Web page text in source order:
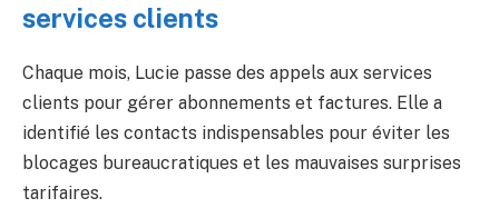
services clients
Chaque mois, Lucie passe des appels aux services
clients pour gérer abonnements et factures. Elle a
identifié les contacts indispensables pour éviter les
blocages bureaucratiques et les mauvaises surprises
tarifaires.